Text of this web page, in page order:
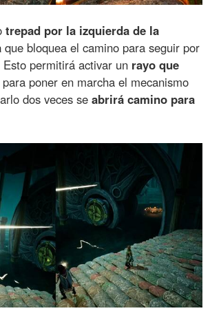
trepad por la izquierda de la
que bloquea el camino para seguir por
permitirá activar un rayo que
para poner en marcha el mecanismo
dos veces seabrirá camino para